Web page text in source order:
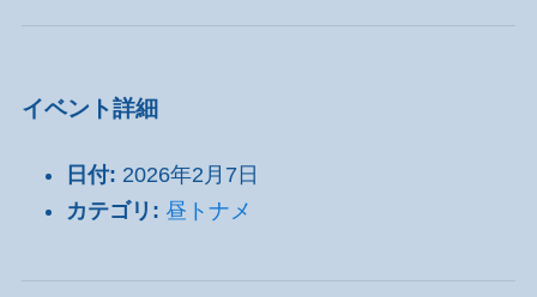
イベント詳細
日付: 2026年2月7日
カテゴリ: 昼トナメ